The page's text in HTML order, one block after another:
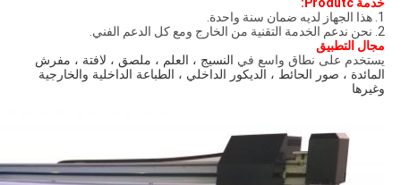
خدمة Produtc:
1. هذا الجهاز لديه ضمان سنة واحدة.
2. نحن ندعم الخدمة التقنية من الخارج ومع كل الدعم الفني.
مجال التطبيق
يستخدم على نطاق واسع في النسيج ، العلم ، ملصق ، لافتة ، مفرش
المائدة ، صور الحائط ، الديكور الداخلي ، الطباعة الداخلية والخارجية
وغيرها